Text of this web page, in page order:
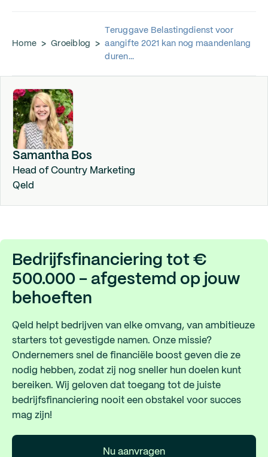
Home > Groeiblog >
Teruggave Belastingdienst voor
aangifte 2021 kan nog maandenlang
duren...
Samantha Bos
Head of Country Marketing
Qeld
Bedrijfsfinanciering tot €
500.000 - afgestemd op jouw
behoeften
Qeld helpt bedrijven van elke omvang, van ambitieuze
starters tot gevestigde namen. Onze missie?
Ondernemers snel de financiële boost geven die ze
nodig hebben, zodat zij nog sneller hun doelen kunt
bereiken. Wij geloven dat toegang tot de juiste
bedrijfsfinanciering nooit een obstakel voor succes
mag zijn!
Nu aanvragen